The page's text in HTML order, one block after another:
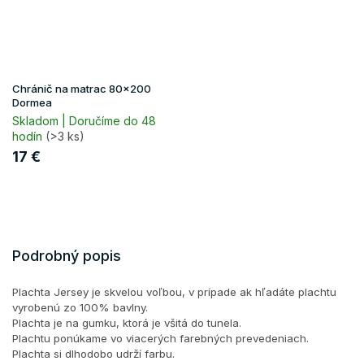
Chránič na matrac 80x200
Dormea
Skladom | Doručíme do 48
hodín (>3 ks)
17 €
Podrobný popis
Plachta Jersey je skvelou voľbou, v prípade ak hľadáte plachtu
vyrobenú zo 100% bavlny.
Plachta je na gumku, ktorá je všitá do tunela.
Plachtu ponúkame vo viacerých farebných prevedeniach.
Plachta si dlhodobo udrží farbu.